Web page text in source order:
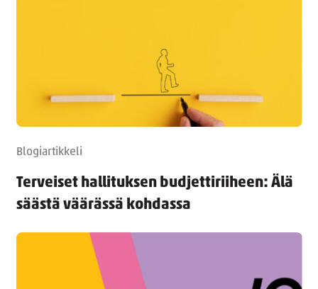
Blogiartikkeli
Terveiset hallituksen budjettiriiheen: Älä
säästä väärässä kohdassa